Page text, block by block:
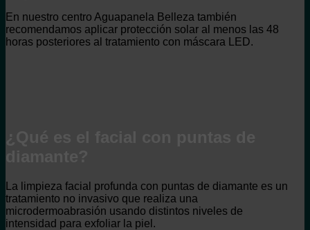
En nuestro centro Aguapanela Belleza también
recomendamos aplicar protección solar al menos las 48
horas posteriores al tratamiento con máscara LED.
La limpieza facial profunda con puntas de diamante es un
tratamiento no invasivo que realiza una
microdermoabrasión usando distintos niveles de
intensidad para exfoliar la piel.